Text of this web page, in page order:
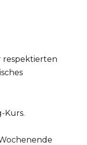
respektierten
Kurs.